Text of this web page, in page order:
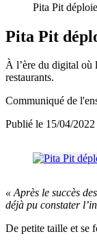
Pita Pit
Pita Pit
À l’ère du digital où
restaurants.
Communiqué de
Publié le 15/04/2022
« Après le succès des
déjà pu constater
De petite taille et se